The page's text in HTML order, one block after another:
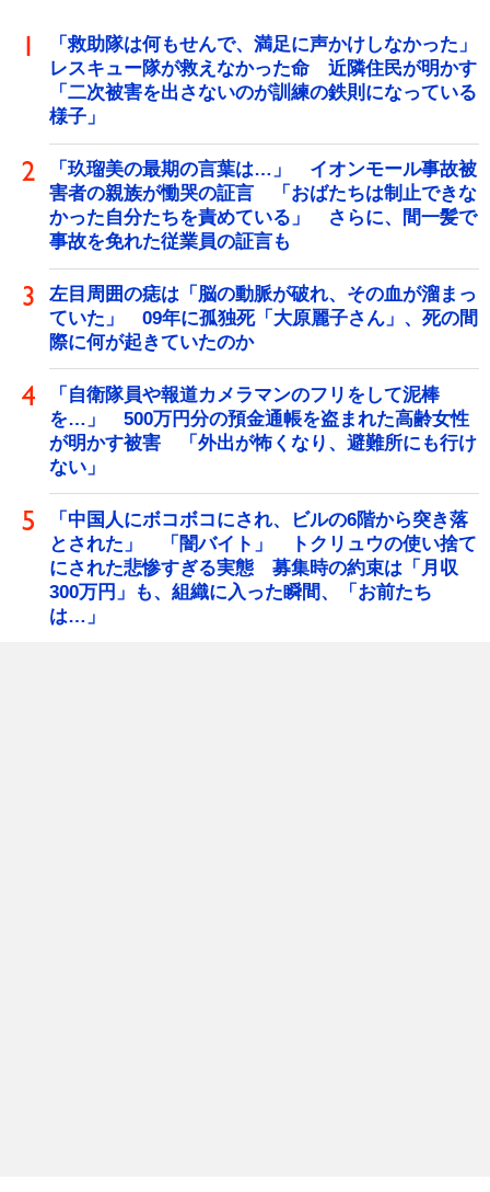
「救助隊は何もせんで、満足に声かけしなかった」
レスキュー隊が救えなかった命 近隣住民が明かす
「二次被害を出さないのが訓練の鉄則になっている
様子」
「玖瑠美の最期の言葉は…」 イオンモール事故被
害者の親族が慟哭の証言 「おばたちは制止できな
かった自分たちを責めている」 さらに、間一髪で
事故を免れた従業員の証言も
左目周囲の痣は「脳の動脈が破れ、その血が溜まっ
ていた」 09年に孤独死「大原麗子さん」、死の間
際に何が起きていたのか
「自衛隊員や報道カメラマンのフリをして泥棒
を…」 500万円分の預金通帳を盗まれた高齢女性
が明かす被害 「外出が怖くなり、避難所にも行け
ない」
「中国人にボコボコにされ、ビルの6階から突き落
とされた」 「闇バイト」 トクリュウの使い捨て
にされた悲惨すぎる実態 募集時の約束は「月収
300万円」も、組織に入った瞬間、「お前たち
は…」